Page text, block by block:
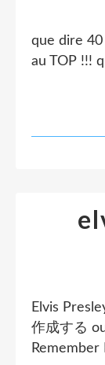
que dire
au TOP !!!
Elvis
作成する